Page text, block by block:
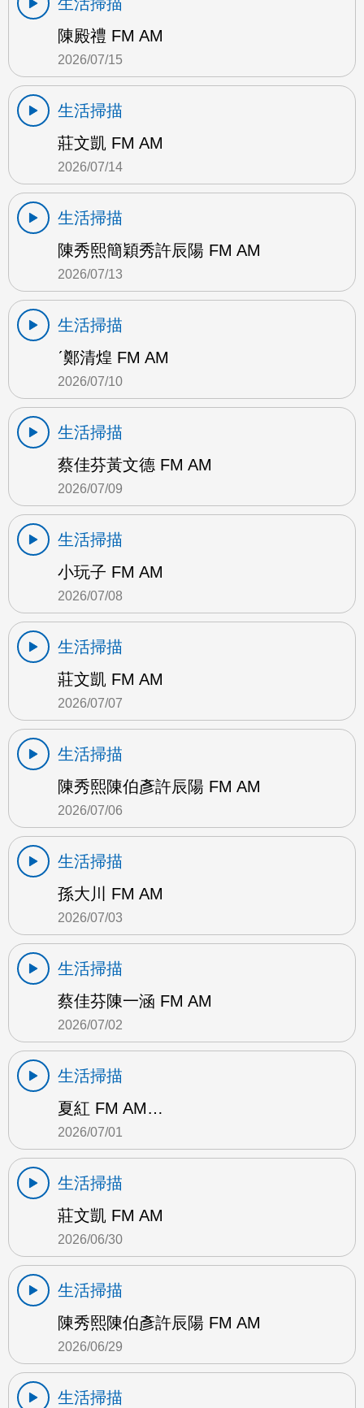
陳殿禮 FM AM
2026/07/15
生活掃描
莊文凱 FM AM
2026/07/14
生活掃描
陳秀熙簡穎秀許辰陽 FM AM
2026/07/13
生活掃描
ˊ鄭清煌 FM AM
2026/07/10
生活掃描
蔡佳芬黃文德 FM AM
2026/07/09
生活掃描
小玩子 FM AM
2026/07/08
生活掃描
莊文凱 FM AM
2026/07/07
生活掃描
陳秀熙陳伯彥許辰陽 FM AM
2026/07/06
生活掃描
孫大川 FM AM
2026/07/03
生活掃描
蔡佳芬陳一涵 FM AM
2026/07/02
生活掃描
夏紅 FM AM…
2026/07/01
生活掃描
莊文凱 FM AM
2026/06/30
生活掃描
陳秀熙陳伯彥許辰陽 FM AM
2026/06/29
生活掃描